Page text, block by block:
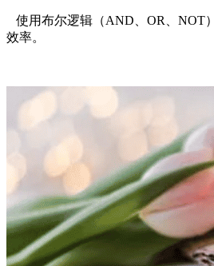
使用布尔逻辑（AND、OR、NOT
效率。